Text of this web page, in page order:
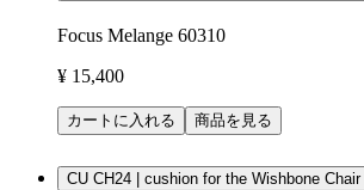
Focus Melange 60310
¥ 15,400
カートに入れる 商品を見る
CU CH24 | cushion for the Wishbone Chair